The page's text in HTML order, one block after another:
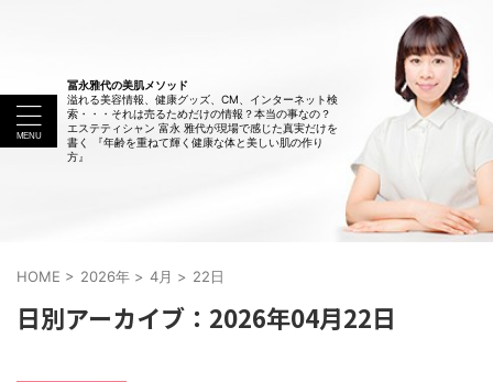
冨永雅代の美肌メソッド
溢れる美容情報、健康グッズ、CM、インターネット検
索・・・それは売るためだけの情報？本当の事なの？
エステティシャン 富永 雅代が現場で感じた真実だけを
書く 『年齢を重ねて輝く健康な体と美しい肌の作り
方』
HOME > 2026年 > 4月 > 22日
日別アーカイブ：2026年04月22日